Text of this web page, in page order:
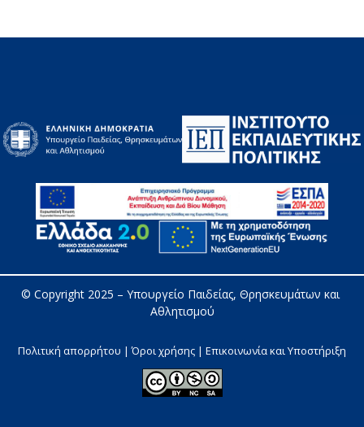
© Copyright 2025 – Υπουργείο Παιδείας, Θρησκευμάτων και
Αθλητισμού
Πολιτική απορρήτου | Όροι χρήσης | Επικοινωνία και Υποστήριξη